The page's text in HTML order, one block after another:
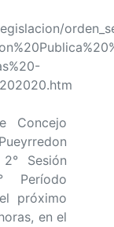
Concejo
Sesión
Período
próximo
en el